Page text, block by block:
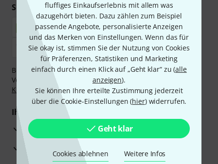
fluffiges Einkaufserlebnis mit allem was
dazugehört bieten. Dazu zählen zum Beispiel
passende Angebote, personalisierte Anzeigen
und das Merken von Einstellungen. Wenn das für
Sie okay ist, stimmen Sie der Nutzung von Cookies
für Präferenzen, Statistiken und Marketing
einfach durch einen Klick auf „Geht klar“ zu (alle
anzeigen).
Sie können Ihre erteilte Zustimmung jederzeit
über die Cookie-Einstellungen (hier) widerrufen.
Geht klar
Cookies ablehnen Weitere Infos
Sicher einkaufen & bezahlen
Bezahlen Sie vertraulich und sicher per Nachnahme,
Vorkasse, PayPal, Amazon Pay,Klarna Sofort bezahlen
Klarna Ratenzahlungoder Kreditkarte.
Ihre Vorteile
3 Jahre Thomann Garantie
30 Tage Money-Back-Garantie